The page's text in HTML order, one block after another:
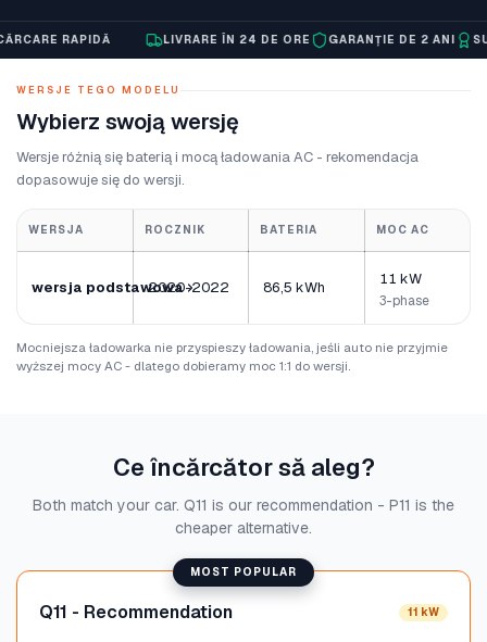
RAPIDĂ LIVRARE ÎN 24 DE ORE GARANȚIE DE 2 ANI
WERSJE TEGO MODELU
Wybierz swoją wersję
Wersje różnią się baterią i mocą ładowania AC - rekomendacja
dopasowuje się do wersji.
WERSJA ROCZNIK BATERIA MOC AC
wersja podstawowa2020-2022 86,5 kWh 11 kW
3-phase
Mocniejsza ładowarka nie przyspieszy ładowania, jeśli auto nie przyjmie
wyższej mocy AC - dlatego dobieramy moc 1:1 do wersji.
Ce încărcător să aleg?
Both match your car. Q11 is our recommendation - P11 is the
cheaper alternative.
MOST POPULAR
Q11 - Recommendation 11 kW